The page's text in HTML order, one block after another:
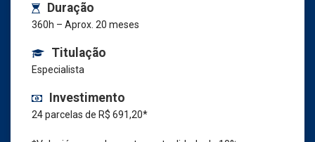
Duração
360h – Aprox. 20 meses
Titulação
Especialista
Investimento
24 parcelas de R$ 691,20*